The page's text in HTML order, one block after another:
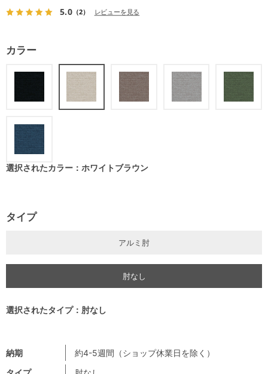
5.0（2） レビューを見る
納期
約4-5週間（ショップ休業日を除く）
カラー
選択されたカラー：ホワイトブラウン
タイプ
アルミ肘
肘なし
選択されたタイプ：肘なし